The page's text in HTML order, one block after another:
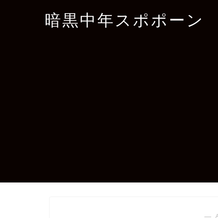
暗黒中年スポポーン
―